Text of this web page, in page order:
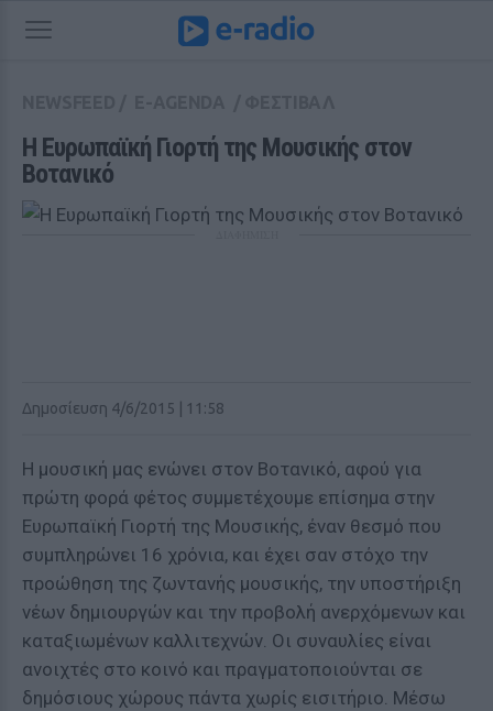
Η Ευρωπαϊκή Γιορτή της Μουσικής στον
Βοτανικό
Δημοσίευση 4/6/2015 | 11:58
Η μουσική μας ενώνει στον Βοτανικό, αφού για
πρώτη φορά φέτος συμμετέχουμε επίσημα στην
Ευρωπαϊκή Γιορτή της Μουσικής, έναν θεσμό που
συμπληρώνει 16 χρόνια, και έχει σαν στόχο την
προώθηση της ζωντανής μουσικής, την υποστήριξη
νέων δημιουργών και την προβολή ανερχόμενων και
καταξιωμένων καλλιτεχνών. Οι συναυλίες είναι
ανοιχτές στο κοινό και πραγματοποιούνται σε
δημόσιους χώρους πάντα χωρίς εισιτήριο. Μέσω